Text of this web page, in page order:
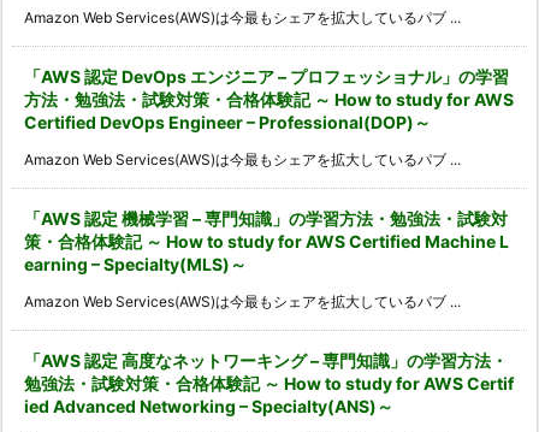
Amazon Web Services(AWS)は今最もシェアを拡大しているパブ ...
「AWS 認定 DevOps エンジニア – プロフェッショナル」の学習
方法・勉強法・試験対策・合格体験記 ～ How to study for AWS
Certified DevOps Engineer – Professional(DOP)～
Amazon Web Services(AWS)は今最もシェアを拡大しているパブ ...
「AWS 認定 機械学習 – 専門知識」の学習方法・勉強法・試験対
策・合格体験記 ～ How to study for AWS Certified Machine L
earning – Specialty(MLS)～
Amazon Web Services(AWS)は今最もシェアを拡大しているパブ ...
「AWS 認定 高度なネットワーキング – 専門知識」の学習方法・
勉強法・試験対策・合格体験記 ～ How to study for AWS Certif
ied Advanced Networking – Specialty(ANS)～